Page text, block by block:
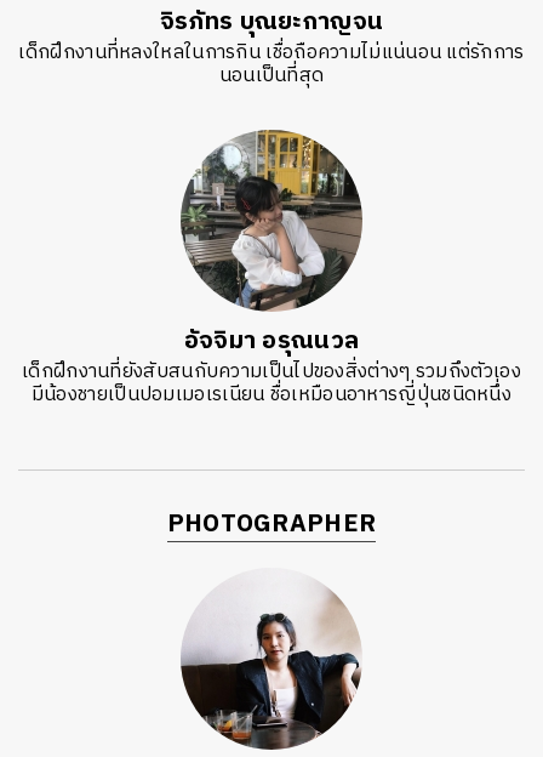
จิรภัทร บุณยะกาญจน
เด็กฝึกงานที่หลงใหลในการกิน เชื่อถือความไม่แน่นอน แต่รักการ
นอนเป็นที่สุด
อัจจิมา อรุณนวล
เด็กฝึกงานที่ยังสับสนกับความเป็นไปของสิ่งต่างๆ รวมถึงตัวเอง
มีน้องชายเป็นปอมเมอเรเนียน ชื่อเหมือนอาหารญี่ปุ่นชนิดหนึ่ง
PHOTOGRAPHER